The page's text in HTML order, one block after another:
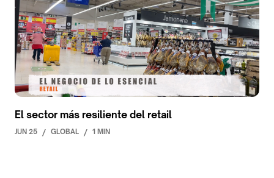
El sector más resiliente del retail
JUN 25 / GLOBAL / 1 MIN